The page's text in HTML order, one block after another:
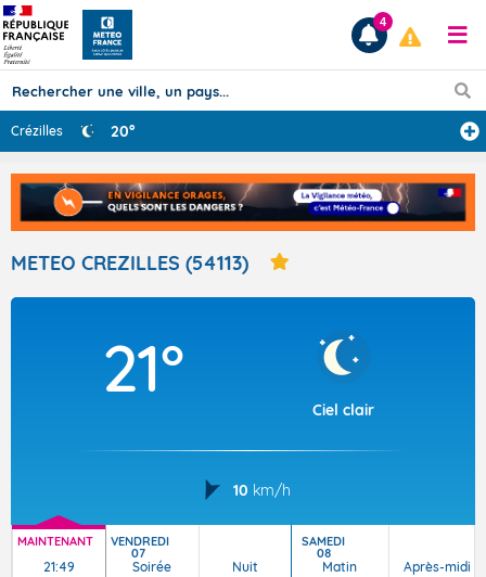
Prévisions
TOUS LES RÉSULTATS
Articles
4
Crézilles 20°
METEO CREZILLES (54113)
21°
Ciel clair
10 km/h
MAINTENANT
21:49
VENDREDI
07
Soirée Nuit
SAMEDI
08
Matin Après-midi